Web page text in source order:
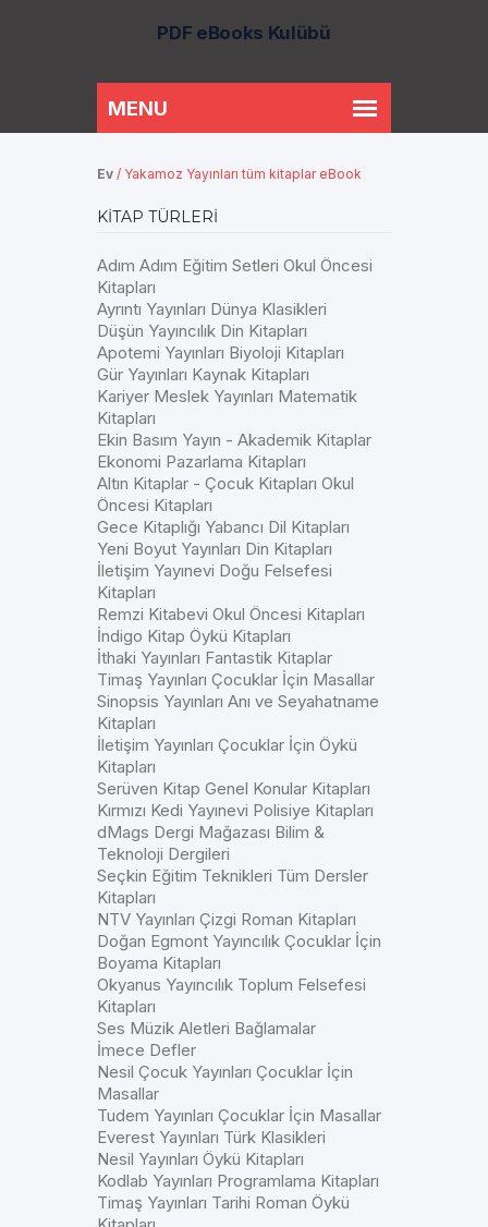
PDF eBooks Kulübü
Ev / Yakamoz Yayınları tüm kitaplar eBook
KITAP TÜRLERI
Adım Adım Eğitim Setleri Okul Öncesi
Kitapları
Ayrıntı Yayınları Dünya Klasikleri
Düşün Yayıncılık Din Kitapları
Apotemi Yayınları Biyoloji Kitapları
Gür Yayınları Kaynak Kitapları
Kariyer Meslek Yayınları Matematik
Kitapları
Ekin Basım Yayın - Akademik Kitaplar
Ekonomi Pazarlama Kitapları
Altın Kitaplar - Çocuk Kitapları Okul
Öncesi Kitapları
Gece Kitaplığı Yabancı Dil Kitapları
Yeni Boyut Yayınları Din Kitapları
İletişim Yayınevi Doğu Felsefesi
Kitapları
Remzi Kitabevi Okul Öncesi Kitapları
İndigo Kitap Öykü Kitapları
İthaki Yayınları Fantastik Kitaplar
Timaş Yayınları Çocuklar İçin Masallar
Sinopsis Yayınları Anı ve Seyahatname
Kitapları
İletişim Yayınları Çocuklar İçin Öykü
Kitapları
Serüven Kitap Genel Konular Kitapları
Kırmızı Kedi Yayınevi Polisiye Kitapları
dMags Dergi Mağazası Bilim &
Teknoloji Dergileri
Seçkin Eğitim Teknikleri Tüm Dersler
Kitapları
NTV Yayınları Çizgi Roman Kitapları
Doğan Egmont Yayıncılık Çocuklar İçin
Boyama Kitapları
Okyanus Yayıncılık Toplum Felsefesi
Kitapları
Ses Müzik Aletleri Bağlamalar
İmece Defler
Nesil Çocuk Yayınları Çocuklar İçin
Masallar
Tudem Yayınları Çocuklar İçin Masallar
Everest Yayınları Türk Klasikleri
Nesil Yayınları Öykü Kitapları
Kodlab Yayınları Programlama Kitapları
Timaş Yayınları Tarihi Roman Öykü